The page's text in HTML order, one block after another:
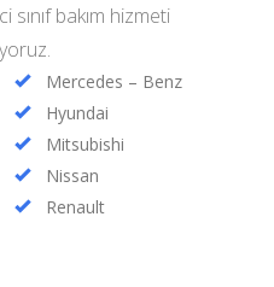
sınıf bakım hizmeti
Mercedes – Benz
Hyundai
Mitsubishi
Nissan
Renault